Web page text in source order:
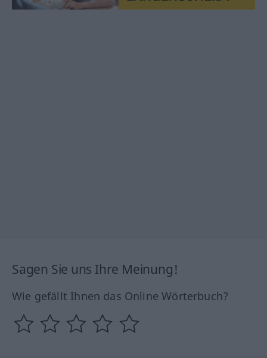
Sagen Sie uns Ihre Meinung!
Wie gefällt Ihnen das Online Wörterbuch?